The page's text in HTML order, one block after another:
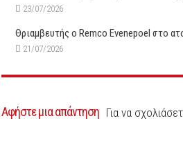
23/07/2026
Θριαμβευτής ο Remco Evenepoel στο
21/07/2026
Αφήστε μια απάντηση Για να